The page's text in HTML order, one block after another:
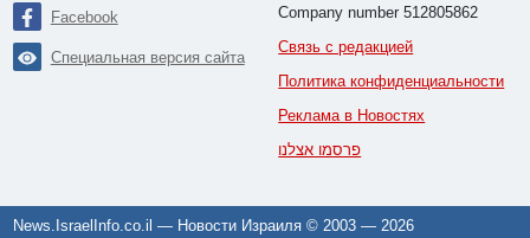
Facebook
Специальная версия сайта
Company number 512805862
Связь с редакцией
Политика конфиденциальности
Реклама в Новостях
פרסמו אצלנו
News.IsraelInfo.co.il — Новости Израиля © 2003 —2026